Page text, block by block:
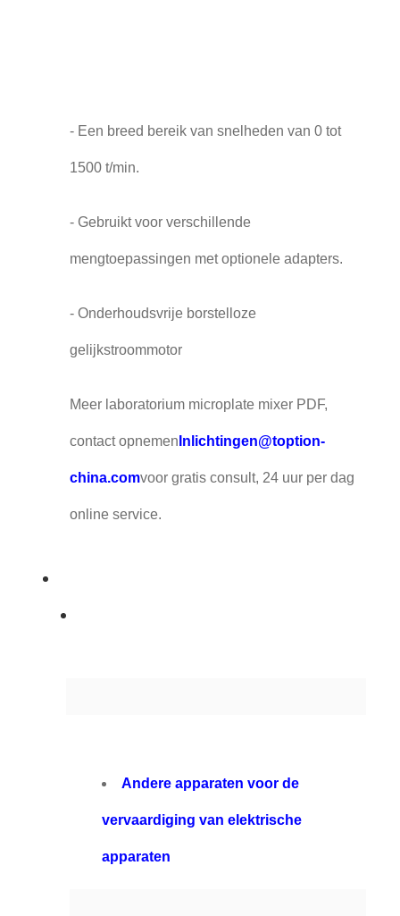
- Een breed bereik van snelheden van 0 tot
1500 t/min.
- Gebruikt voor verschillende
mengtoepassingen met optionele adapters.
- Onderhoudsvrije borstelloze
gelijkstroommotor
Meer laboratorium microplate mixer PDF,
contact opnemen Inlichtingen@toption-
china.comvoor gratis consult, 24 uur per dag
online service.
Andere apparaten voor de
vervaardiging van elektrische
apparaten